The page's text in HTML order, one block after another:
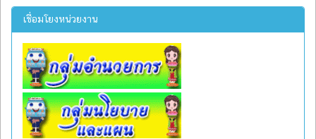
เชื่อมโยงหน่วยงาน